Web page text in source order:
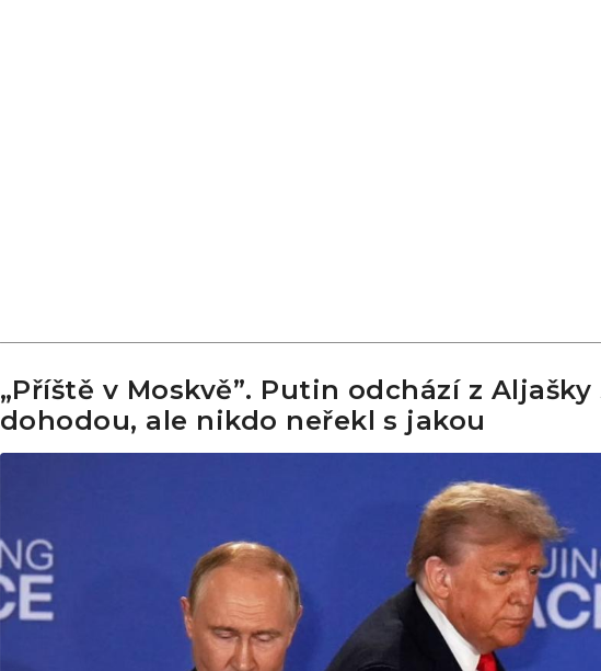
„Příště v Moskvě”. Putin odchází z Aljašky
dohodou, ale nikdo neřekl s jakou